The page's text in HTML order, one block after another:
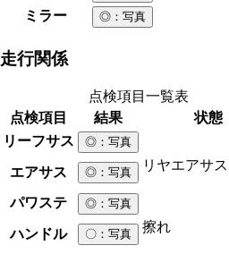
ミラー ◎ ：写真
走行関係
点検項目一覧表
点検項目
結果
状態
リーフサス
◎ ：写真
エアサス ◎ ：写真 リヤエアサス
パワステ ◎ ：写真
ハンドル 〇 ：写真 擦れ